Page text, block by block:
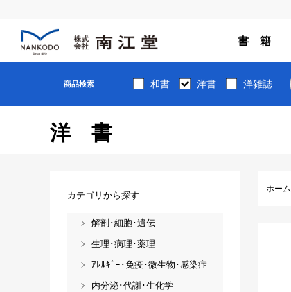
書 籍
商品検索 和書 洋書 洋雑誌
洋書
ホーム
カテゴリから探す
解剖･細胞･遺伝
生理･病理･薬理
ｱﾚﾙｷﾞｰ･免疫･微生物･感染症
内分泌･代謝･生化学